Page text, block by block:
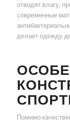
отводят влагу,
современные
делает одежду
Помимо